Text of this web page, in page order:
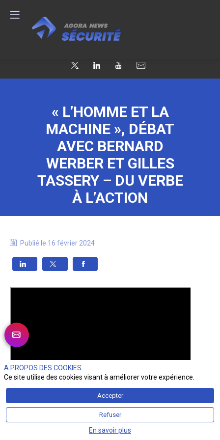
« L’HOMME ET LA
MACHINE », DÉBAT
AVEC BERNARD
WERBER ET GILLES
TASSERY – DU VERBE
À L’ACTION
Publié le 16 février 2024
A PROPOS DES COOKIES
Ce site utilise des cookies visant à améliorer votre expérience.
Accepter
Refuser
En savoir plus